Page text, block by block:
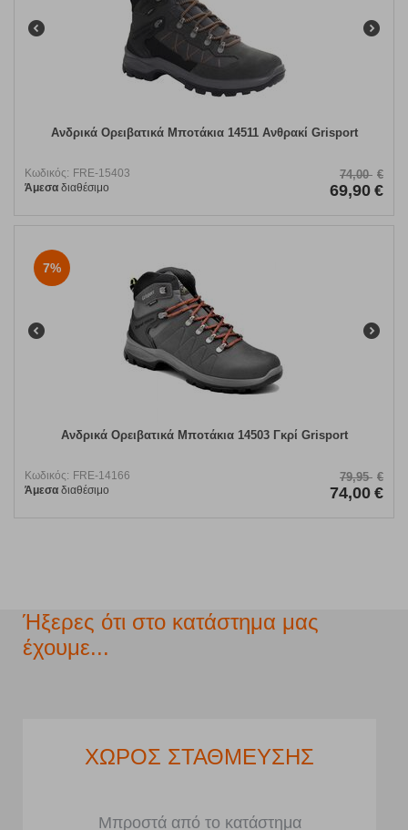
Ανδρικά Ορειβατικά Μποτάκια 14511 Ανθρακί Grisport
Κωδικός: FRE-15403
Άμεσα διαθέσιμο
74,00 €
69,90 €
7%
Ανδρικά Ορειβατικά Μποτάκια 14503 Γκρί Grisport
Κωδικός: FRE-14166
Άμεσα διαθέσιμο
79,95 €
74,00 €
Ήξερες ότι στο κατάστημα μας
έχουμε...
ΧΩΡΟΣ ΣΤΑΘΜΕΥΣΗΣ
Μπροστά από το κατάστημα